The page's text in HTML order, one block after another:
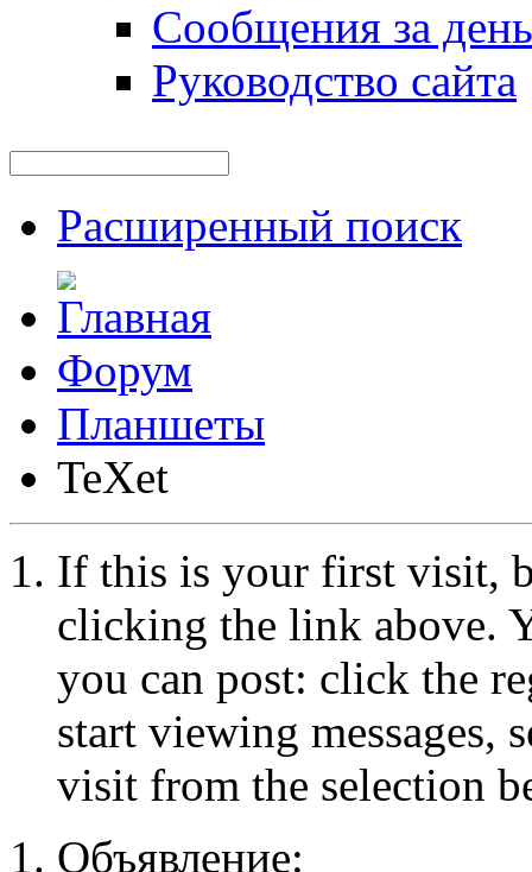
Сообщения за день
Руководство сайта
Расширенный поиск
Форум
Планшеты
TeXet
If this is your first visit,
clicking the link above.
you can post: click the
start viewing messages,
visit from the selection
Объявление: